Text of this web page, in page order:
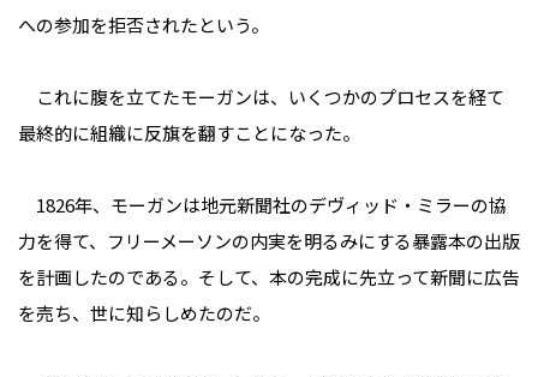
への参加を拒否されたという。
これに腹を立てたモーガンは、いくつかのプロセスを経て
最終的に組織に反旗を翻すことになった。
1826年、モーガンは地元新聞社のデヴィッド・ミラーの協
力を得て、フリーメーソンの内実を明るみにする暴露本の出版
を計画したのである。そして、本の完成に先立って新聞に広告
を売ち、世に知らしめたのだ。